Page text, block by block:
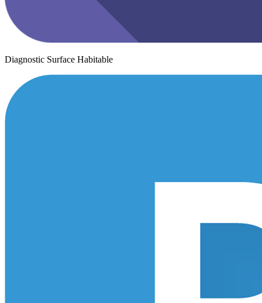
Diagnostic Surface Habitable